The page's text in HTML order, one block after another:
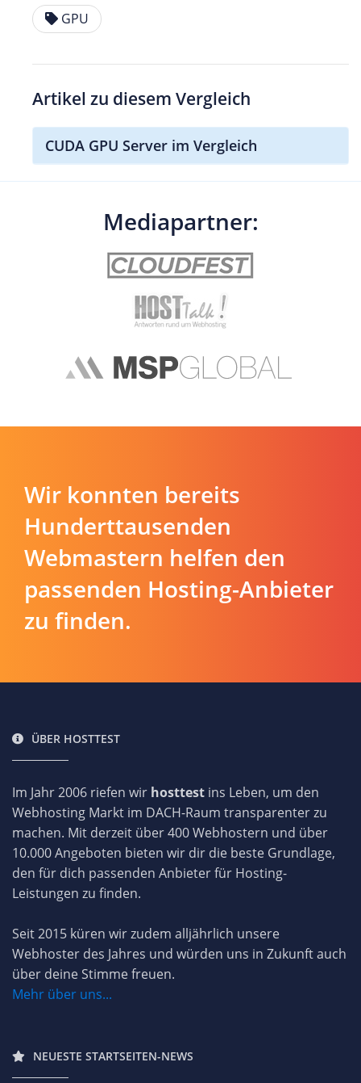
GPU
Artikel zu diesem Vergleich
CUDA GPU Server im Vergleich
Mediapartner:
Wir konnten bereits
Hunderttausenden
Webmastern helfen den
passenden Hosting-Anbieter
zu finden.
ÜBER HOSTTEST
Im Jahr 2006 riefen wir hosttest ins Leben, um den
Webhosting Markt im DACH-Raum transparenter zu
machen. Mit derzeit über 400 Webhostern und über
10.000 Angeboten bieten wir dir die beste Grundlage,
den für dich passenden Anbieter für Hosting-
Leistungen zu finden.
Seit 2015 küren wir zudem alljährlich unsere
Webhoster des Jahres und würden uns in Zukunft auch
über deine Stimme freuen.
Mehr über uns...
NEUESTE STARTSEITEN-NEWS